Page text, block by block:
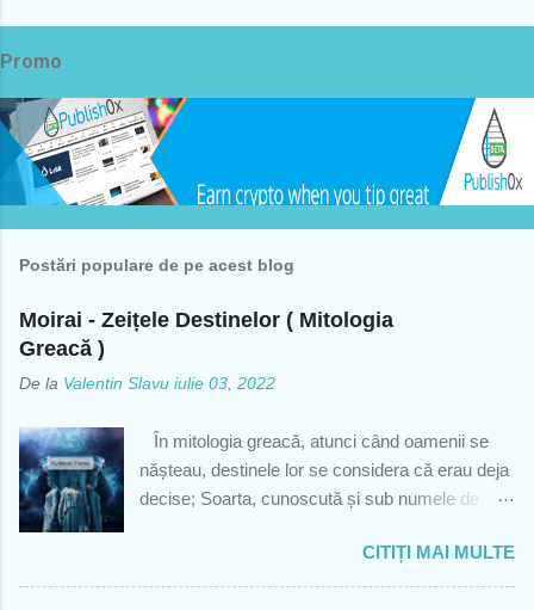
Promo
Postări populare de pe acest blog
Moirai - Zeițele Destinelor ( Mitologia
Greacă )
De la Valentin Slavu iulie 03, 2022
În mitologia greacă, atunci când oamenii se
nășteau, destinele lor se considera că erau deja
decise; Soarta, cunoscută și sub numele de
ocupa de această sarcină. Moirai era formată
din trei surori Clotho, Lachesis și Atropos; zeițe
CITIȚI MAI MULTE